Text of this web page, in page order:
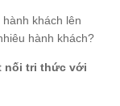
khách lên
hành khách?
nối tri thức với